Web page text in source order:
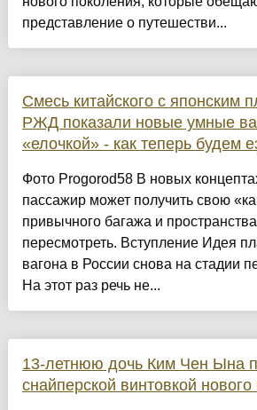
представление о путешестви...
Смесь китайского с японским
РЖД показали новые умные
«елочкой» - как теперь будем
Фото Progorod58 В новых
пассажир может получить свою
привычного багажа и
пересмотреть. Вступление Идея
вагона в России снова на стадии
На этот раз речь не...
13-летнюю дочь Ким Чен Ына
снайперской винтовкой